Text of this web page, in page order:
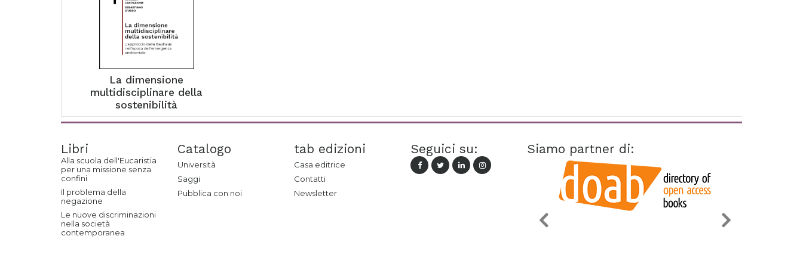
La dimensione
multidisciplinare della
sostenibilità
Libri
Alla scuola dell'Eucaristia
per una missione senza
confini
Il problema della
negazione
Le nuove discriminazioni
nella società
contemporanea
Catalogo
Università
Saggi
Pubblica con noi
tab edizioni
Casa editrice
Contatti
Newsletter
Seguici su: Siamo partner di: